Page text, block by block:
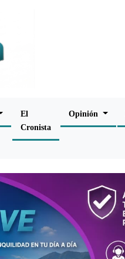
El
Cronista
Opinión